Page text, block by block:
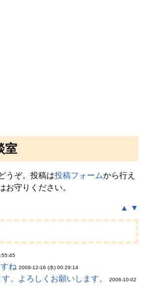
室
うぞ。投稿は投稿フォームから行え
お守りください。
▲ ▼
ね 2009-12-16 (水) 00:29:14
。よろしくお願いします。 2006-10-02